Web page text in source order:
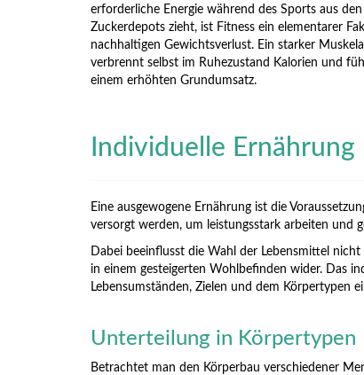
erforderliche Energie während des Sports aus
Zuckerdepots zieht, ist Fitness ein elementarer
nachhaltigen Gewichtsverlust. Ein starker
verbrennt selbst im Ruhezustand Kalorien und
einem erhöhten Grundumsatz.
Individuelle Ernährung
Eine ausgewogene Ernährung ist die
versorgt werden, um leistungsstark arbeiten und
Dabei beeinflusst die Wahl der Lebensmittel
in einem gesteigerten Wohlbefinden wider. Das
Lebensumständen, Zielen und dem Körpertypen
Unterteilung in Körpertypen
Betrachtet man den Körperbau verschiedener